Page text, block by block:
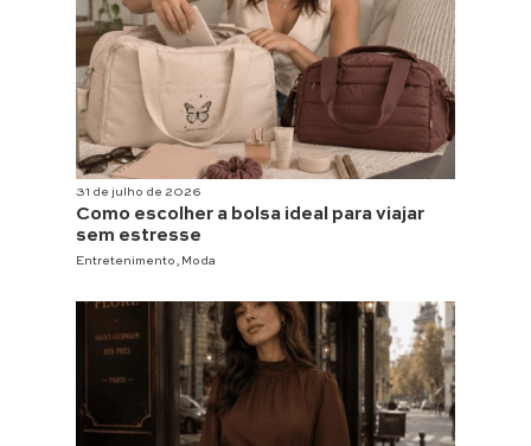
31 de julho de 2026
Como escolher a bolsa ideal para viajar
sem estresse
Entretenimento Moda